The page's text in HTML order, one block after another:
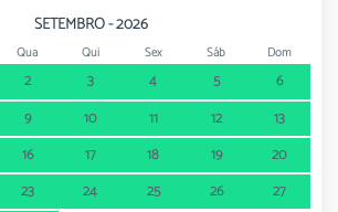
SETEMBRO - 2026
Qua Qui Sex Sáb Dom
2 3 4 5
6
9 10 11 12
13
16 17 18 19
20
23 24 25 26
27